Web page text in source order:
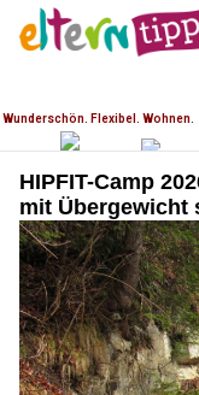
HIPFIT-Camp
mit Übergewicht